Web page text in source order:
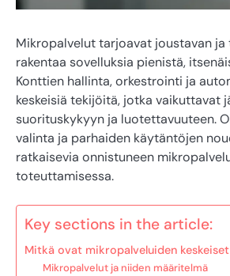
Mikropalvelut tarjoavat joustavan ja
rakentaa sovelluksia pienistä,
Konttien hallinta, orkestrointi ja
keskeisiä tekijöitä, jotka vaikuttavat
suorituskykyyn ja luotettavuuteen.
valinta ja parhaiden käytäntöjen
ratkaisevia onnistuneen
toteuttamisessa.
Key sections in the article:
Mitkä ovat mikropalveluiden
Mikropalvelut ja niiden määritelmä